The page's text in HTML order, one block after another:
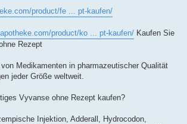
product/fe ... pt-kaufen/
product/ko ... pt-kaufen/ Kaufen Sie
Rezept
Medikamenten in pharmazeutischer Qualität
jeder Größe weltweit.
Vyvanse ohne Rezept kaufen?
Injektion, Adderall, Hydrocodon,